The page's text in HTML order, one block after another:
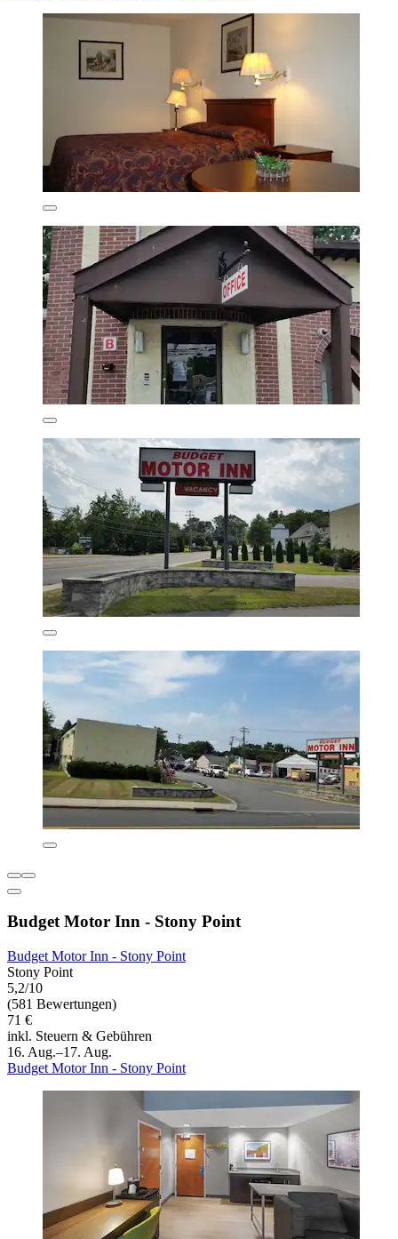
Budget Motor Inn - Stony Point
Budget Motor Inn - Stony Point
Stony Point
5,2/10
(581 Bewertungen)
71 €
inkl. Steuern & Gebühren
16. Aug.–17. Aug.
Budget Motor Inn - Stony Point